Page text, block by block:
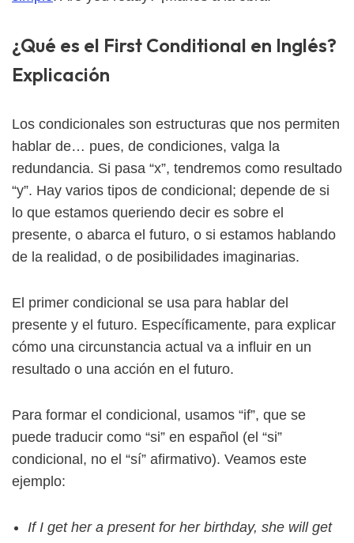
¿Qué es el First Conditional en Inglés?
Explicación
Los condicionales son estructuras que nos permiten
hablar de… pues, de condiciones, valga la
redundancia. Si pasa “x”, tendremos como resultado
“y”. Hay varios tipos de condicional; depende de si
lo que estamos queriendo decir es sobre el
presente, o abarca el futuro, o si estamos hablando
de la realidad, o de posibilidades imaginarias.
El primer condicional se usa para hablar del
presente y el futuro. Específicamente, para explicar
cómo una circunstancia actual va a influir en un
resultado o una acción en el futuro.
Para formar el condicional, usamos “if”, que se
puede traducir como “si” en español (el “si”
condicional, no el “sí” afirmativo). Veamos este
ejemplo:
If I get her a present for her birthday, she will get